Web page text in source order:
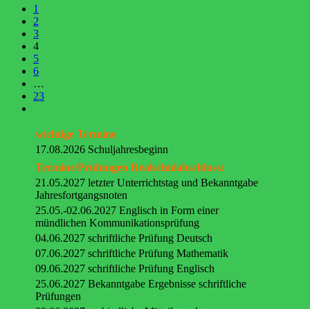
1
2
3
4
5
6
…
23
wichtige Termine
17.08.2026 Schuljahresbeginn
Termine/Prüfungen Realschulabschluss:
21.05.2027 letzter Unterrichtstag und Bekanntgabe
Jahresfortgangsnoten
25.05.-02.06.2027 Englisch in Form einer
mündlichen Kommunikationsprüfung
04.06.2027 schriftliche Prüfung Deutsch
07.06.2027 schriftliche Prüfung Mathematik
09.06.2027 schriftliche Prüfung Englisch
25.06.2027 Bekanntgabe Ergebnisse schriftliche
Prüfungen